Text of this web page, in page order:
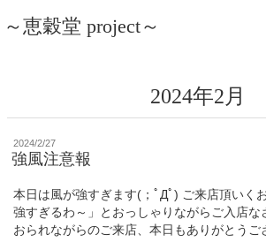
～恵穀堂 project～
2024年2月
投
稿
日:
2024/2/27
強風注意報
本日は風が強すぎます(；ﾟДﾟ) ご来店頂いく
強すぎるわ～」とおっしゃりながらご入店な
おられながらのご来店、本日もありがとうご